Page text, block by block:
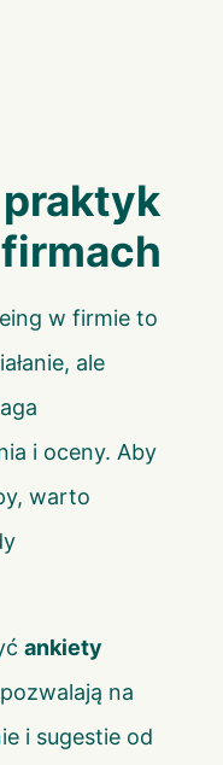
w firmie to
ale
i oceny. Aby
warto
ankiety
na
i sugestie od